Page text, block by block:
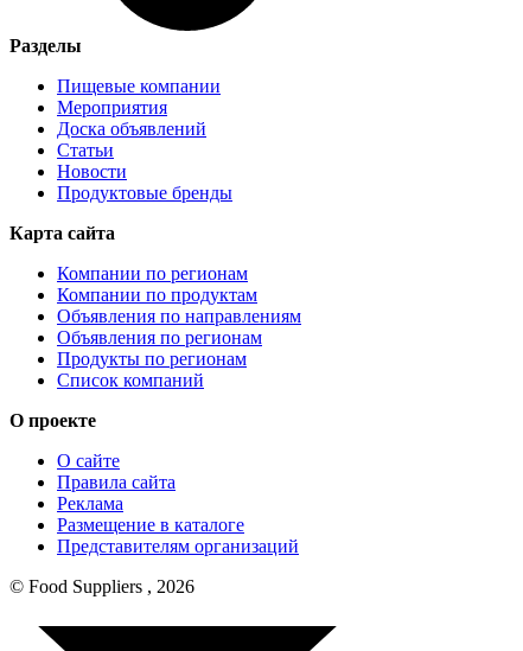
Разделы
Пищевые компании
Мероприятия
Доска объявлений
Статьи
Новости
Продуктовые бренды
Карта сайта
Компании по регионам
Компании по продуктам
Объявления по направлениям
Объявления по регионам
Продукты по регионам
Список компаний
О проекте
О сайте
Правила сайта
Реклама
Размещение в каталоге
Представителям организаций
© Food Suppliers , 2026